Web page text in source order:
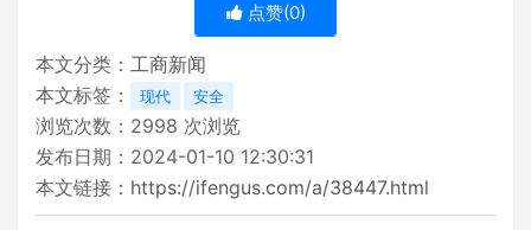
点赞(0)
本文分类： 工商新闻
本文标签：
现代 安全
浏览次数： 2998 次浏览
发布日期：2024-01-10 12:30:31
本文链接： https://ifengus.com/a/38447.html